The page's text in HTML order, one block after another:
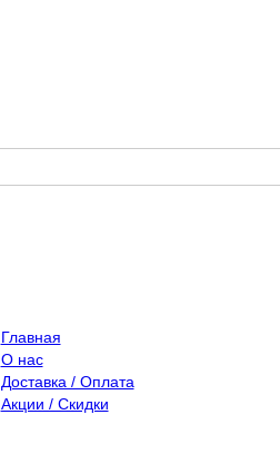
Главная
О нас
Доставка / Оплата
Акции / Скидки